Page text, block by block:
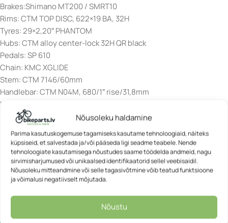
Nõusoleku haldamine
Parima kasutuskogemuse tagamiseks kasutame tehnoloogiaid, näiteks
küpsiseid, et salvestada ja/või pääseda ligi seadme teabele. Nende
tehnoloogiate kasutamisega nõustudes saame töödelda andmeid, nagu
sirvimisharjumused või unikaalsed identifikaatorid sellel veebisaidil.
Nõusoleku mitteandmine või selle tagasivõtmine võib teatud funktsioone
ja võimalusi negatiivselt mõjutada.
Nõustu
Brakes:Shimano MT200 / SMRT10
Rims: CTM TOP DISC, 622×19 BA, 32H
Tyres: 29×2,20″ PHANTOM
Hubs: CTM alloy center-lock 32H QR black
Pedals: SP 610
Chain: KMC XGLIDE
Stem: CTM 7146/60mm
Handlebar: CTM N04M, 680/1″ rise/31,8mm
Headset: NECO H156
Saddle: CTM Cloud WMN
Seatpost: CTM LCSP-53, 350/31,6 mm
Speeds: 9 speed
Teave:Kõik jalgrattad tarnitakse karbis ja osaliselt
kokkupanduna.
(näiteks paigaldada pedaalid või juhtraud).
Jalgratta korrektseks ja ohutuks kokkupanekuks soovitame